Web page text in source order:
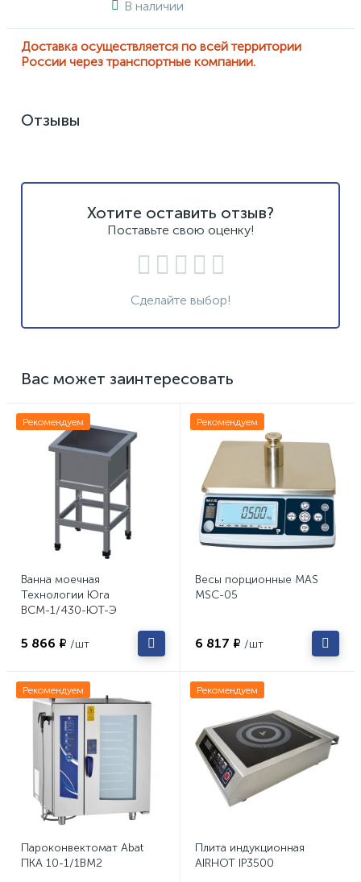
В наличии
Доставка осуществляется по всей территории
России через транспортные компании.
Отзывы
Хотите оставить отзыв?
Поставьте свою оценку!
Сделайте выбор!
Вас может заинтересовать
Рекомендуем
Ванна моечная
Технологии Юга
ВСМ-1/430-ЮТ-Э
5 866 ₽ /шт
Рекомендуем
Весы порционные MAS
MSC-05
6 817 ₽ /шт
Рекомендуем
Пароконвектомат Abat
ПКА 10-1/1ВМ2
Рекомендуем
Плита индукционная
AIRHOT IP3500